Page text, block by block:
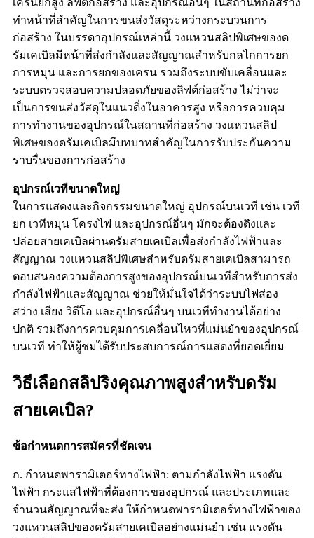
ทำหน้าที่สำคัญในการขนส่งวัสดุระหว่างกระบวนการ
ก่อสร้าง ในบรรดาอุปกรณ์เหล่านี้ วงแหวนสลิปพิเศษของด
รัมเคเบิลมีหน้าที่ส่งกำลังและสัญญาณสำหรับกลไกการยก
การหมุน และการยกของเครน รวมถึงระบบขับเคลื่อนและ
ระบบตรวจสอบความปลอดภัยของลิฟต์ก่อสร้าง ไม่ว่าจะ
เป็นการขนส่งวัสดุในแนวดิ่งในอาคารสูง หรือการควบคุม
การทำงานของอุปกรณ์ในสถานที่ก่อสร้าง วงแหวนสลิป
พิเศษของดรัมเคเบิลมีบทบาทสำคัญในการรับประกันความ
ราบรื่นของการก่อสร้าง
อุปกรณ์เวทีขนาดใหญ่
ในการแสดงและกิจกรรมขนาดใหญ่ อุปกรณ์บนเวที เช่น เวที
ยก เวทีหมุน โครงไฟ และอุปกรณ์อื่นๆ มักจะต้องดึงและ
ปล่อยสายเคเบิลผ่านดรัมสายเคเบิลเพื่อส่งกำลังไฟฟ้าและ
สัญญาณ วงแหวนสลิปพิเศษสำหรับดรัมสายเคเบิลสามารถ
ตอบสนองความต้องการสูงของอุปกรณ์บนเวทีสำหรับการส่ง
กำลังไฟฟ้าและสัญญาณ ช่วยให้มั่นใจได้ว่าระบบไฟส่อง
สว่าง เสียง วิดีโอ และอุปกรณ์อื่นๆ บนเวทีทำงานได้อย่าง
ปกติ รวมถึงการควบคุมการเคลื่อนไหวที่แม่นยำของอุปกรณ์
บนเวที ทำให้ผู้ชมได้รับประสบการณ์การแสดงที่ยอดเยี่ยม
วิธีเลือกสลิปริงคุณภาพสูงสำหรับดรัม
สายเคเบิล?
ข้อกำหนดการสมัครที่ชัดเจน
ก. กำหนดพารามิเตอร์ทางไฟฟ้า: ตามกำลังไฟฟ้า แรงดัน
ไฟฟ้า กระแสไฟฟ้าที่ต้องการของอุปกรณ์ และประเภทและ
จำนวนสัญญาณที่จะส่ง ให้กำหนดพารามิเตอร์ทางไฟฟ้าของ
วงแหวนสลิปของดรัมสายเคเบิลอย่างแม่นยำ เช่น แรงดัน